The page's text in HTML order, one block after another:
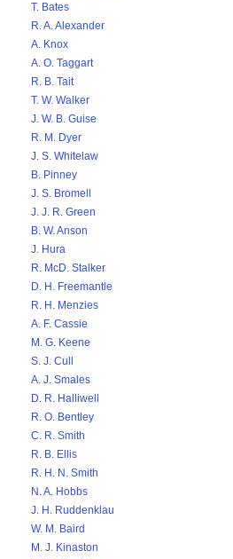
T. Bates
R. A. Alexander
A. Knox
A. O. Taggart
R. B. Tait
T. W. Walker
J. W. B. Guise
R. M. Dyer
J. S. Whitelaw
B. Pinney
J. S. Bromell
J. J. R. Green
B. W. Anson
J. Hura
R. McD. Stalker
D. H. Freemantle
R. H. Menzies
A. F. Cassie
M. G. Keene
S. J. Cull
A. J. Smales
D. R. Halliwell
R. O. Bentley
C. R. Smith
R. B. Ellis
R. H. N. Smith
N. A. Hobbs
J. H. Ruddenklau
W. M. Baird
M. J. Kinaston